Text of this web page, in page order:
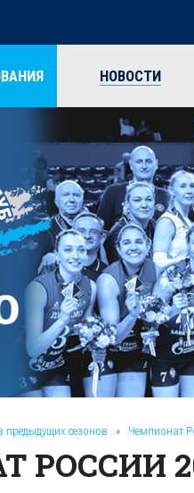
НОВОСТИ
предыдущих сезонов » Чемпионат
РОССИИ